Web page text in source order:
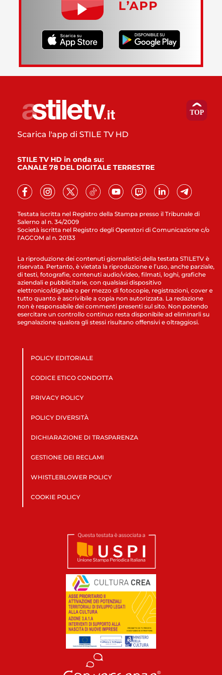
L’APP
Testata iscritta nel Registro della Stampa presso il Tribunale di
Salerno al n. 34/2009
Società iscritta nel Registro degli Operatori di Comunicazione c/o
l’AGCOM al n. 20133
Scarica l'app di STILE TV HD
STILE TV HD in onda su:
CANALE 78 DEL DIGITALE TERRESTRE
La riproduzione dei contenuti giornalistici della testata STILETV è
riservata. Pertanto, è vietata la riproduzione e l’uso, anche parziale,
di testi, fotografie, contenuti audio/video, filmati, loghi, grafiche
aziendali e pubblicitarie, con qualsiasi dispositivo
elettronico/digitale o per mezzo di fotocopie, registrazioni, cover e
tutto quanto è ascrivibile a copia non autorizzata. La redazione
non è responsabile dei commenti presenti sul sito. Non potendo
esercitare un controllo continuo resta disponibile ad eliminarli su
segnalazione qualora gli stessi risultano offensivi e oltraggiosi.
POLICY EDITORIALE
CODICE ETICO CONDOTTA
PRIVACY POLICY
POLICY DIVERSITÀ
DICHIARAZIONE DI TRASPARENZA
GESTIONE DEI RECLAMI
WHISTLEBLOWER POLICY
COOKIE POLICY